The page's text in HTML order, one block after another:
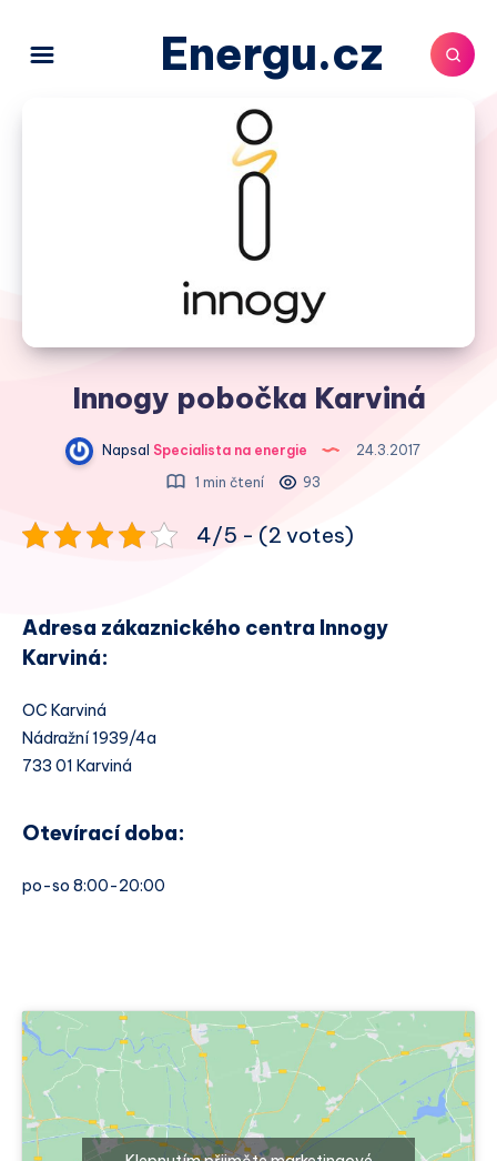
Energu.cz
Innogy pobočka Karviná
Napsal Specialista na energie
24.3.2017
1 min čtení
93
4/5 - (2 votes)
Adresa zákaznického centra Innogy
Karviná:
OC Karviná
Nádražní 1939/4a
733 01 Karviná
Otevírací doba:
po-so 8:00-20:00